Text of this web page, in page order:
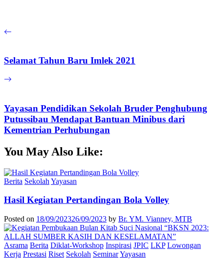
Selamat Tahun Baru Imlek 2021
Yayasan Pendidikan Sekolah Bruder Penghubung
Putussibau Mendapat Bantuan Minibus dari
Kementrian Perhubungan
You May Also Like:
Berita Sekolah Yayasan
Hasil Kegiatan Pertandingan Bola Volley
Posted on 18/09/202326/09/2023 by Br. YM. Vianney, MTB
Asrama Berita Diklat-Workshop Inspirasi JPIC LKP Lowongan
Kerja Prestasi Riset Sekolah SeminarYayasan